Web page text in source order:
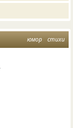
юмор стихи